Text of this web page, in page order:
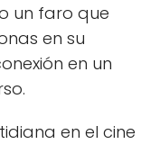
un faro que
en su
en un
en el cine